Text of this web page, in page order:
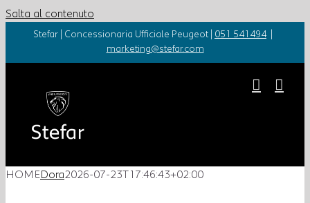
Salta al contenuto
Stefar | Concessionaria Ufficiale Peugeot | 051 541494
marketing@stefar.com
HOME Dora2026-07-23T17:46:43+02:00